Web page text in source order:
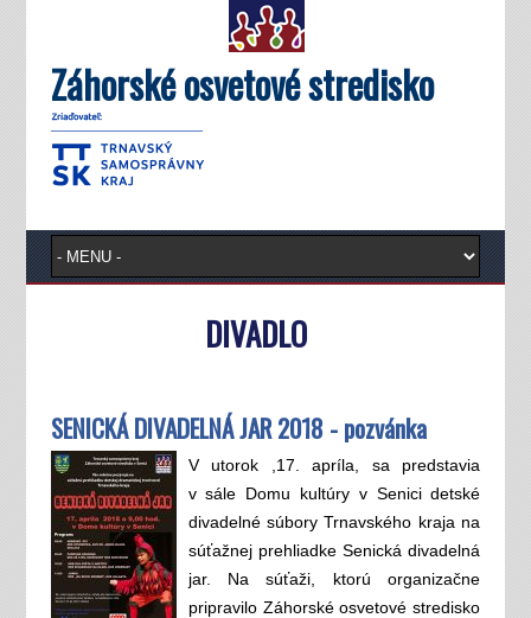
Záhorské osvetové stredisko
DIVADLO
SENICKÁ DIVADELNÁ JAR 2018 - pozvánka
V utorok ,17. apríla, sa predstavia
v sále Domu kultúry v Senici detské
divadelné súbory Trnavského kraja na
súťažnej prehliadke Senická divadelná
jar. Na súťaži, ktorú organizačne
pripravilo Záhorské osvetové stredisko